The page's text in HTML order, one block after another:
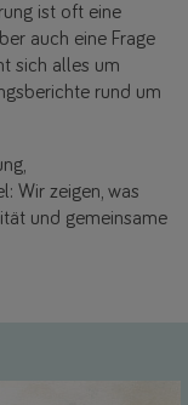
ist oft eine
auch eine Frage
sich alles um
rund um
Wir zeigen, was
und gemeinsame